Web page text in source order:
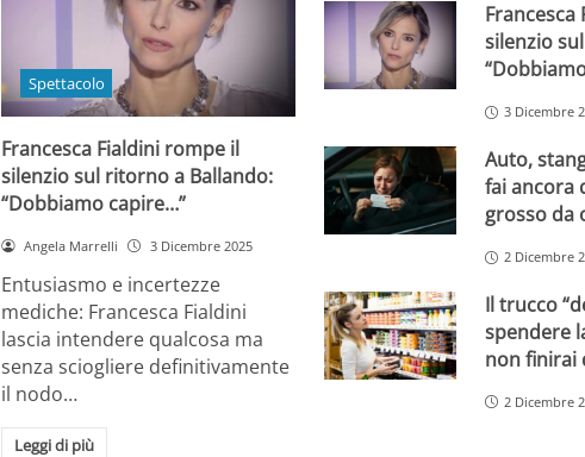
Spettacolo
Francesca Fialdini rompe il
silenzio sul ritorno a Ballando:
“Dobbiamo capire…”
Angela Marrelli 3 Dicembre 2025
Entusiasmo e incertezze
mediche: Francesca Fialdini
lascia intendere qualcosa ma
senza sciogliere definitivamente
il nodo…
Leggi di più
Francesca
silenzio
3 Dicembre
Auto,
fai ancora
grosso da
2 Dicembre
Il trucco
spendere
non finirai
2 Dicembre